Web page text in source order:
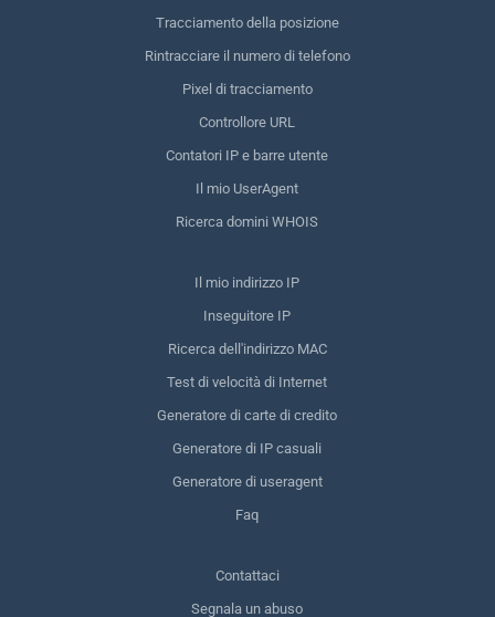
Tracciamento della posizione
Rintracciare il numero di telefono
Pixel di tracciamento
Controllore URL
Contatori IP e barre utente
Il mio UserAgent
Ricerca domini WHOIS
Il mio indirizzo IP
Inseguitore IP
Ricerca dell'indirizzo MAC
Test di velocità di Internet
Generatore di carte di credito
Generatore di IP casuali
Generatore di useragent
Faq
Contattaci
Segnala un abuso